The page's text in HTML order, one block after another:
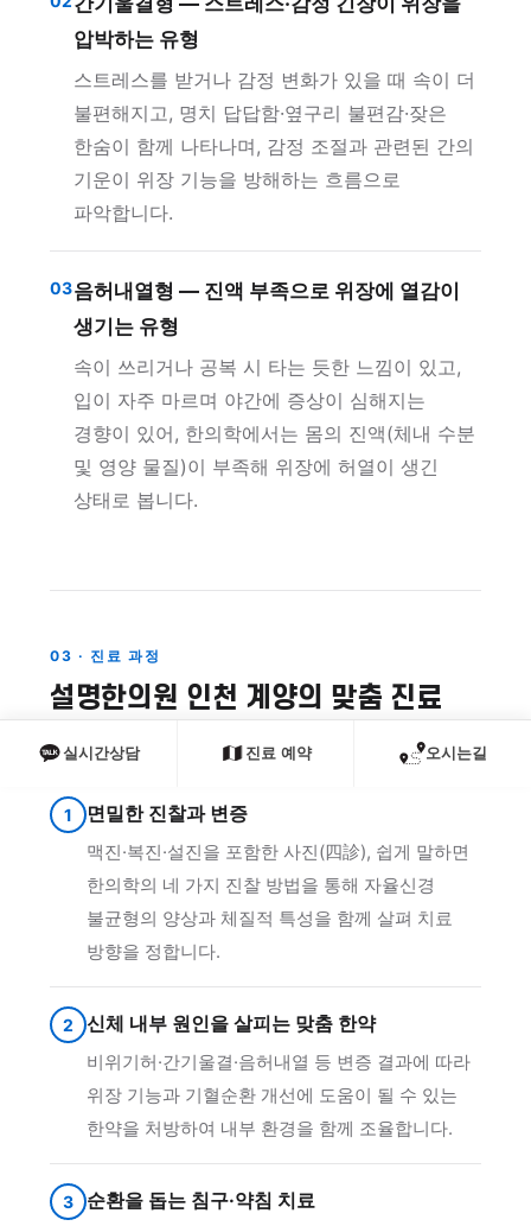
실시간상담 진료 예약 오시는길
압박하는 유형
스트레스를 받거나 감정 변화가 있을 때 속이 더
불편해지고, 명치 답답함·옆구리 불편감·잦은
한숨이 함께 나타나며, 감정 조절과 관련된 간의
기운이 위장 기능을 방해하는 흐름으로
파악합니다.
03음허내열형 — 진액 부족으로 위장에 열감이
생기는 유형
속이 쓰리거나 공복 시 타는 듯한 느낌이 있고,
입이 자주 마르며 야간에 증상이 심해지는
경향이 있어, 한의학에서는 몸의 진액(체내 수분
및 영양 물질)이 부족해 위장에 허열이 생긴
상태로 봅니다.
03 · 진료 과정
설명한의원 인천 계양의 맞춤 진료
과정
1 면밀한 진찰과 변증
맥진·복진·설진을 포함한 사진(四診), 쉽게 말하면
한의학의 네 가지 진찰 방법을 통해 자율신경
불균형의 양상과 체질적 특성을 함께 살펴 치료
방향을 정합니다.
2 신체 내부 원인을 살피는 맞춤 한약
비위기허·간기울결·음허내열 등 변증 결과에 따라
위장 기능과 기혈순환 개선에 도움이 될 수 있는
한약을 처방하여 내부 환경을 함께 조율합니다.
3 순환을 돕는 침구·약침 치료